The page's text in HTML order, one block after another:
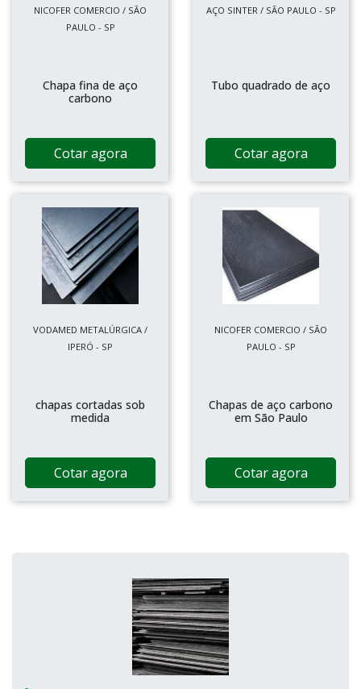
NICOFER COMERCIO / SÃO
PAULO - SP
Chapa fina de aço
carbono
Cotar agora
AÇO SINTER / SÃO PAULO - SP
Tubo quadrado de aço
Cotar agora
VODAMED METALÚRGICA /
IPERÓ - SP
chapas cortadas sob
medida
Cotar agora
NICOFER COMERCIO / SÃO
PAULO - SP
Chapas de aço carbono
em São Paulo
Cotar agora